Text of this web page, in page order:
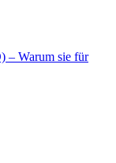
– Warum sie für